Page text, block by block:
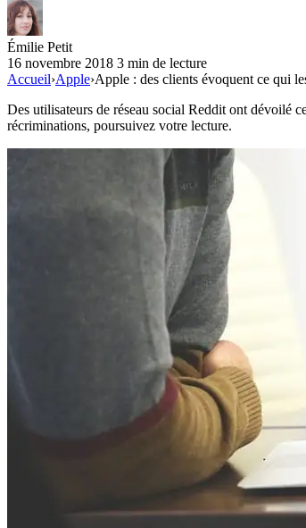
Émilie Petit
16 novembre 2018 3 min de lecture
Accueil›Apple›Apple : des clients évoquent ce qui
Des utilisateurs de réseau social Reddit ont dévoilé
récriminations, poursuivez votre lecture.